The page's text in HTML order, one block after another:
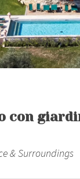
con
& Surroundings